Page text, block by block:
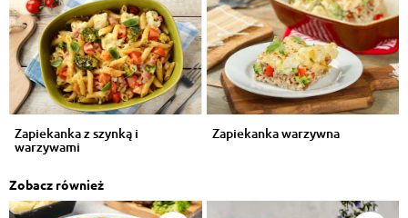
Zapiekanka z szynką i
warzywami
Zapiekanka warzywna
Zobacz również